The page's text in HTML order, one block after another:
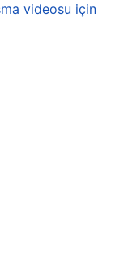
Uygulamanın üzerinde örnek bir çalışma videosu için